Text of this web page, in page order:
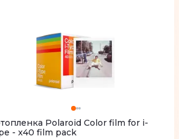
Polaroid Color film for i-
- x40 film pack